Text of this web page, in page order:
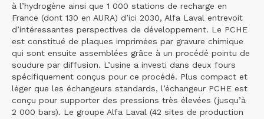
à l’hydrogène ainsi que 1 000 stations de recharge en
France (dont 130 en AURA) d’ici 2030, Alfa Laval entrevoit
d’intéressantes perspectives de développement. Le PCHE
est constitué de plaques imprimées par gravure chimique
qui sont ensuite assemblées grâce à un procédé pointu de
soudure par diffusion. L’usine a investi dans deux fours
spécifiquement conçus pour ce procédé. Plus compact et
léger que les échangeurs standards, l’échangeur PCHE est
conçu pour supporter des pressions très élevées (jusqu’à
2 000 bars). Le groupe Alfa Laval (42 sites de production